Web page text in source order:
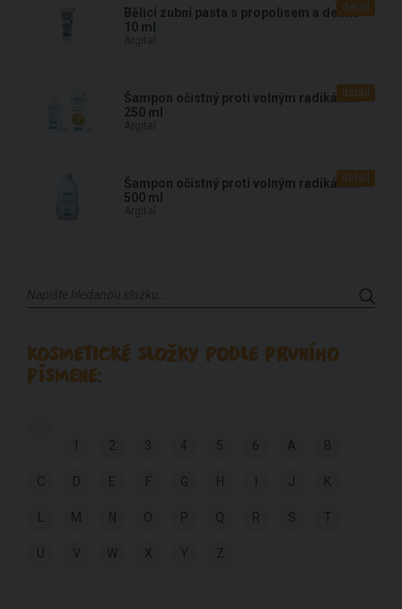
Bělicí zubní pasta s propolisem a dentie
10 ml
detail
Šampon očistný proti volným radikálům
250 ml
detail
Šampon očistný proti volným radikálům
500 ml
detail
KOSMETICKÉ SLOŽKY PODLE PRVNÍHO
PÍSMENE:
1 2 3 4 5 6 A B
C D E F G H J K
M N O P Q R S T
V W X Y Z